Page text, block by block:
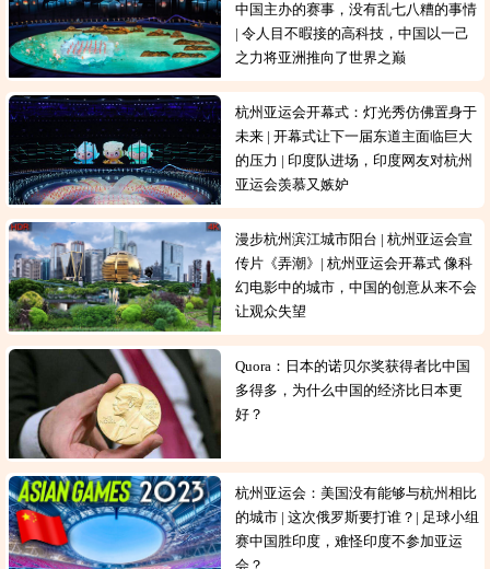
中国主办的赛事，没有乱七八糟的事情
| 令人目不暇接的高科技，中国以一己
之力将亚洲推向了世界之巅
杭州亚运会开幕式：灯光秀仿佛置身于
未来 | 开幕式让下一届东道主面临巨大
的压力 | 印度队进场，印度网友对杭州
亚运会羡慕又嫉妒
漫步杭州滨江城市阳台 | 杭州亚运会宣
传片《弄潮》| 杭州亚运会开幕式 像科
幻电影中的城市，中国的创意从来不会
让观众失望
Quora：日本的诺贝尔奖获得者比中国
多得多，为什么中国的经济比日本更
好？
杭州亚运会：美国没有能够与杭州相比
的城市 | 这次俄罗斯要打谁？| 足球小组
赛中国胜印度，难怪印度不参加亚运
会？